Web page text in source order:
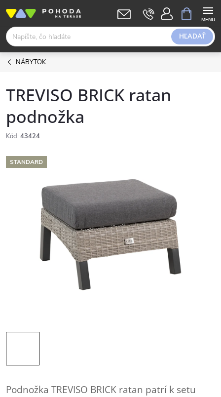
obsah
HĽADAŤ
KOŠÍK
NÁBYTOK
TREVISO BRICK ratan
podnožka
Kód: 43424
STANDARD
Podnožka TREVISO BRICK ratan patrí k setu